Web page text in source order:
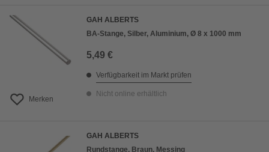
Merken
GAH ALBERTS
BA-Stange, Silber, Aluminium, Ø 8 x 1000 mm
5,49 €
Verfügbarkeit im Markt prüfen
Nicht online erhältlich
GAH ALBERTS
Rundstange, Braun, Messing